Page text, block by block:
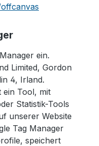
ein.
Limited, Gordon
4, Irland.
ein Tool, mit
Statistik-Tools
unserer Website
Tag Manager
speichert